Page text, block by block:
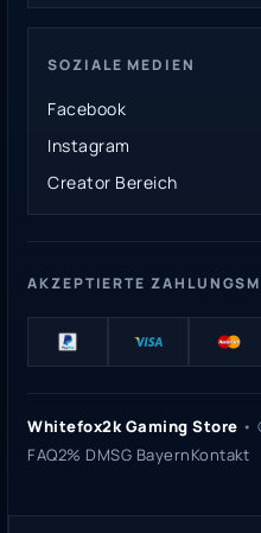
SOZIALE MEDIEN
Facebook
Instagram
Creator Bereich
AKZEPTIERTE
Whitefox2k Gaming Store •
FAQ2% DMSG BayernKontakt